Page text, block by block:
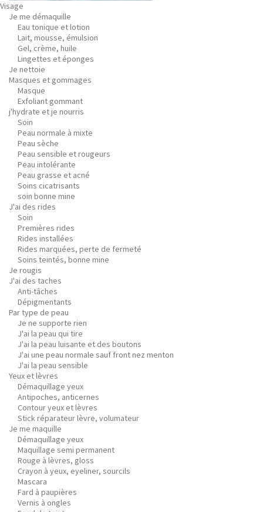
Visage
Je me démaquille
Eau tonique et lotion
Lait, mousse, émulsion
Gel, crème, huile
Lingettes et éponges
Je nettoie
Masques et gommages
Masque
Exfoliant gommant
j'hydrate et je nourris
Soin
Peau normale à mixte
Peau sèche
Peau sensible et rougeurs
Peau intolérante
Peau grasse et acné
Soins cicatrisants
soin bonne mine
J'ai des rides
Soin
Premières rides
Rides installées
Rides marquées, perte de fermeté
Soins teintés, bonne mine
Je rougis
J'ai des taches
Anti-tâches
Dépigmentants
Par type de peau
Je ne supporte rien
J'ai la peau qui tire
J'ai la peau luisante et des boutons
J'ai une peau normale sauf front nez menton
J'ai la peau sensible
Yeux et lèvres
Démaquillage yeux
Antipoches, anticernes
Contour yeux et lèvres
Stick réparateur lèvre, volumateur
Je me maquille
Démaquillage yeux
Maquillage semi permanent
Rouge à lèvres, gloss
Crayon à yeux, eyeliner, sourcils
Mascara
Fard à paupières
Vernis à ongles